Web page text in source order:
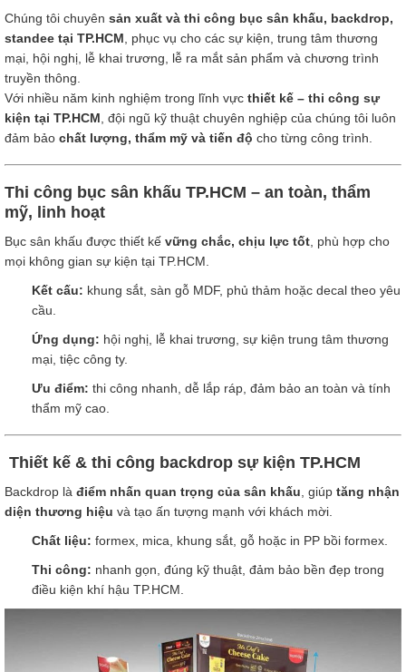
Chúng tôi chuyên sản xuất và thi công bục sân khấu, backdrop,
standee tại TP.HCM , phục vụ cho các sự kiện, trung tâm thương
mại, hội nghị, lễ khai trương, lễ ra mắt sản phẩm và chương trình
truyền thông.
Với nhiều năm kinh nghiệm trong lĩnh vực thiết kế – thi công sự
kiện tại TP.HCM , đội ngũ kỹ thuật chuyên nghiệp của chúng tôi luôn
đảm bảo chất lượng, thẩm mỹ và tiến độ cho từng công trình.
Thi công bục sân khấu TP.HCM – an toàn, thẩm
mỹ, linh hoạt
Bục sân khấu được thiết kế vững chắc, chịu lực tốt , phù hợp cho
mọi không gian sự kiện tại TP.HCM.
Kết cấu: khung sắt, sàn gỗ MDF, phủ thảm hoặc decal theo yêu
cầu.
Ứng dụng: hội nghị, lễ khai trương, sự kiện trung tâm thương
mại, tiệc công ty.
Ưu điểm: thi công nhanh, dễ lắp ráp, đảm bảo an toàn và tính
thẩm mỹ cao.
Thiết kế & thi công backdrop sự kiện TP.HCM
Backdrop là điểm nhấn quan trọng của sân khấu , giúp tăng nhận
diện thương hiệu và tạo ấn tượng mạnh với khách mời.
Chất liệu: formex, mica, khung sắt, gỗ hoặc in PP bồi formex.
Thi công: nhanh gọn, đúng kỹ thuật, đảm bảo bền đẹp trong
điều kiện khí hậu TP.HCM.